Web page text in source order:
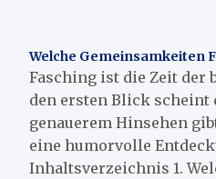
Welche Gemeinsamkeiten
Fasching ist die Zeit der
den ersten Blick scheint
genauerem Hinsehen
eine humorvolle
Inhaltsverzeichnis 1.